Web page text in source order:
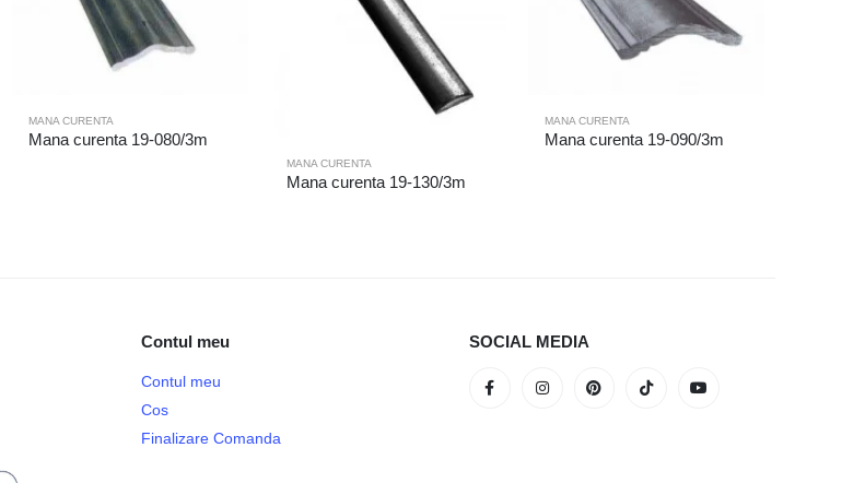
MANA CURENTA
Mana curenta 19-080/3m
MANA CURENTA
Mana curenta 19-130/3m
MANA CURENTA
Mana curenta 19-090/3m
Contul meu
Contul meu
Cos
Finalizare Comanda
SOCIAL MEDIA